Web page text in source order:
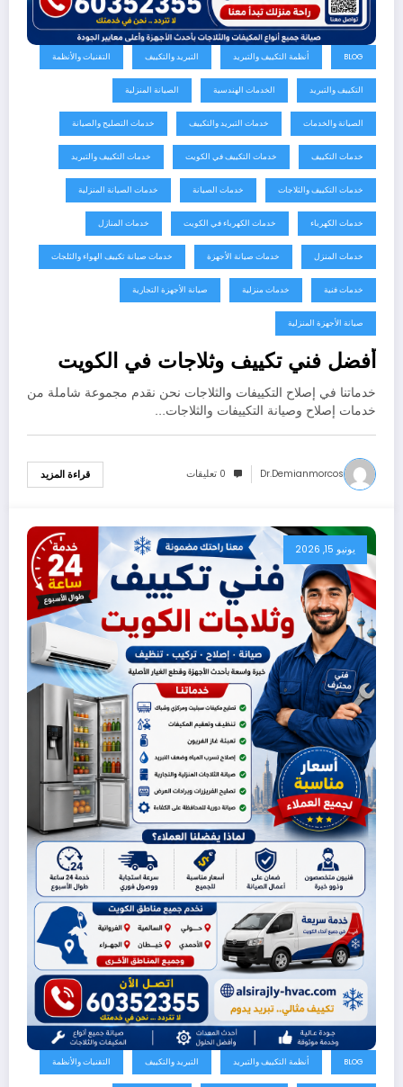
BLOG أنظمة التكييف والتبريد التبريد والتكييف التقنيات والأنظمة
التكييف والتبريد الخدمات الهندسية الصيانة المنزلية
الصيانة والخدمات خدمات التبريد والتكييف خدمات التصليح والصيانة
خدمات التكييف خدمات التكييف في الكويت خدمات التكييف والتبريد
خدمات التكييف والثلاجات خدمات الصيانة خدمات الصيانة المنزلية
خدمات الكهرباء خدمات الكهرباء في الكويت خدمات المنازل
خدمات المنزل خدمات صيانة الأجهزة خدمات صيانة تكييف الهواء والثلجات
خدمات فنية خدمات منزلية صيانة الأجهزة التجارية
صيانة الأجهزة المنزلية
أفضل فني تكييف وثلاجات في الكويت
خدماتنا في إصلاح التكييفات والثلاجات نحن نقدم مجموعة شاملة من
خدمات إصلاح وصيانة التكييفات والثلاجات…
Dr.demianmorcos 0 تعليقات قراءة المزيد
يونيو 15, 2026
BLOG أنظمة التكييف والتبريد التبريد والتكييف التقنيات والأنظمة